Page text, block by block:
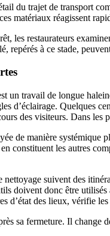
du trajet de transport
matériaux réagissent
les restaurateurs
repérés à ce stade,
un travail de longue
d’éclairage. Quelques
des visiteurs. Dans les
de manière systémique
constituent les autres
nettoyage suivent des
doivent donc être
d’état des lieux, vérifie
sa fermeture. Il